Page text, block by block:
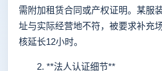
需附加租赁合同或产权证明。某服
址与实际经营地不符，被要求补充
核延长12小时。
2. **法人认证细节**